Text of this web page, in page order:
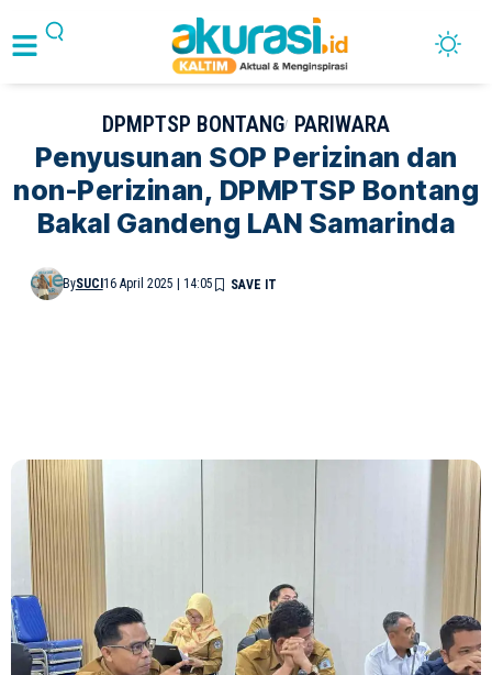
DPMPTSP BONTANG PARIWARA
Penyusunan SOP Perizinan dan
non-Perizinan, DPMPTSP Bontang
Bakal Gandeng LAN Samarinda
BySUCI16 April 2025 | 14:05